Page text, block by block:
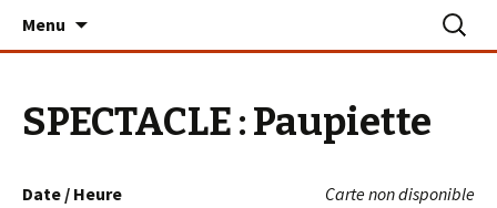
Le PLAN B – La Turballe
Menu
SPECTACLE : Paupiette
Carte non disponible
Date / Heure